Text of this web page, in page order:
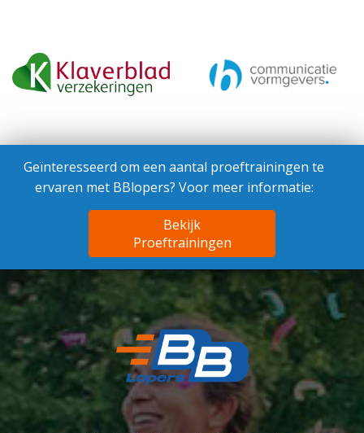
Geïnteresseerd om een aantal proeftrainingen te
ervaren met BBlopers? Voor meer informatie:
Bekijk
Proeftrainingen